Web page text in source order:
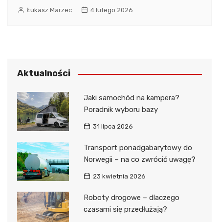
Łukasz Marzec 4 lutego 2026
Aktualności
Jaki samochód na kampera?
Poradnik wyboru bazy
31 lipca 2026
Transport ponadgabarytowy do
Norwegii – na co zwrócić uwagę?
23 kwietnia 2026
Roboty drogowe – dlaczego
czasami się przedłużają?